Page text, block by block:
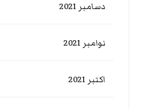
دسامبر 2021
نوامبر 2021
اکتبر 2021